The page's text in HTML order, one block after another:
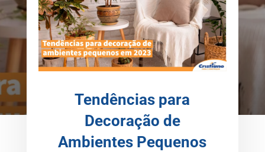
Tendências para
Decoração de
Ambientes Pequenos